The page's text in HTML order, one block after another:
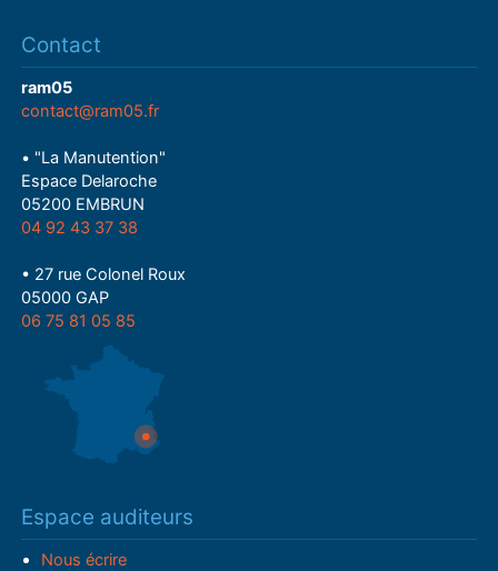
Contact
ram05
contact@ram05.fr
• "La Manutention"
Espace Delaroche
05200 EMBRUN
04 92 43 37 38
• 27 rue Colonel Roux
05000 GAP
06 75 81 05 85
Espace auditeurs
Nous écrire